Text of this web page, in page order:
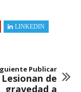
LINKEDIN
Publicar
Lesionan de
gravedad a